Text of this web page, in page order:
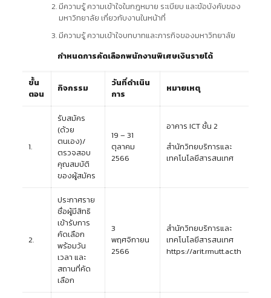
มีความรู้ ความเข้าใจในกฎหมาย ระเบียบ และข้อบังคับของ
มหาวิทยาลัย เกี่ยวกับงานในหน้าที่
มีความรู้ ความเข้าใจบทบาทและภารกิจของมหาวิทยาลัย
กำหนดการคัดเลือกพนักงานพิเศษเงินรายได้
ขั้น
ตอน
กิจกรรม
วันที่ดำเนิน
การ
หมายเหตุ
1.
รับสมัคร
(ด้วย
ตนเอง)/
ตรวจสอบ
คุณสมบัติ
ของผู้สมัคร
19 – 31
ตุลาคม
2566
อาคาร ICT ชั้น 2
สำนักวิทยบริการและ
เทคโนโลยีสารสนเทศ
2.
ประกาศราย
ชื่อผู้มีสิทธิ
เข้ารับการ
คัดเลือก
พร้อมวัน
เวลา และ
สถานที่คัด
เลือก
3
พฤศจิกายน
2566
สำนักวิทยบริการและ
เทคโนโลยีสารสนเทศ
https://arit.rmutt.ac.th